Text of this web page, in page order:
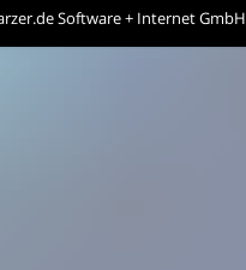
Software + Internet GmbH